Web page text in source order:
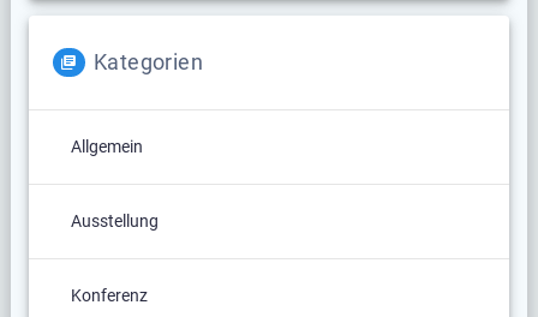
Kategorien
Allgemein
Ausstellung
Konferenz